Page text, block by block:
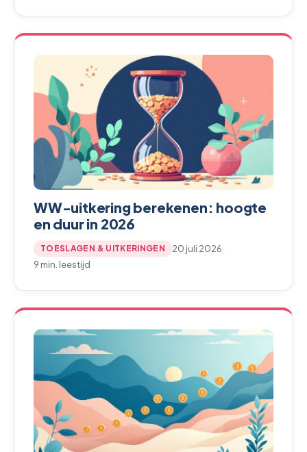
WW-uitkering berekenen: hoogte
en duur in 2026
TOESLAGEN & UITKERINGEN
20 juli 2026
9 min. leestijd